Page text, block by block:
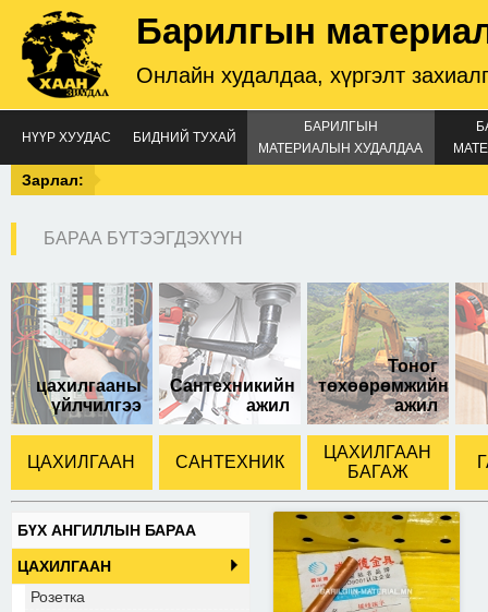
Барилгын
Онлайн худалдаа, хүргэлт
НҮҮР ХУУДАС БИДНИЙ ТУХАЙ
БАРИЛГЫН
МАТЕРИАЛЫН ХУДАЛДАА
Зарлал:
БАРАА БҮТЭЭГДЭХҮҮН
цахилгааны
үйлчилгээ
Сантехникийн
ажил
Тоног
төхөөрөмжийн
ажил
ЦАХИЛГААН САНТЕХНИК
ЦАХИЛГААН
БАГАЖ
БҮХ АНГИЛЛЫН БАРАА
ЦАХИЛГААН
Розетка
зэс муфт 10мм